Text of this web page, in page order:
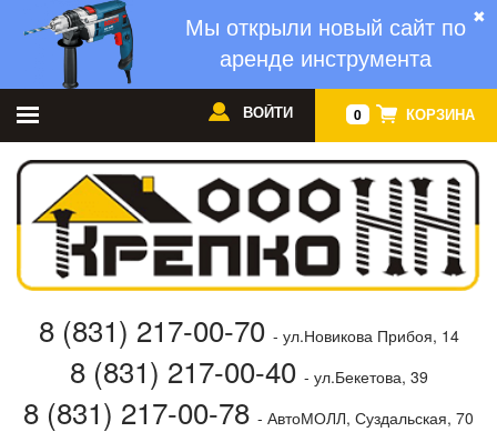
✖
Мы открыли новый сайт по
аренде инструмента
0 КОРЗИНА
ВОЙТИ
8 (831) 217-00-70 - ул.Новикова Прибоя, 14
8 (831) 217-00-40 - ул.Бекетова, 39
8 (831) 217-00-78 - АвтоМОЛЛ, Суздальская, 70